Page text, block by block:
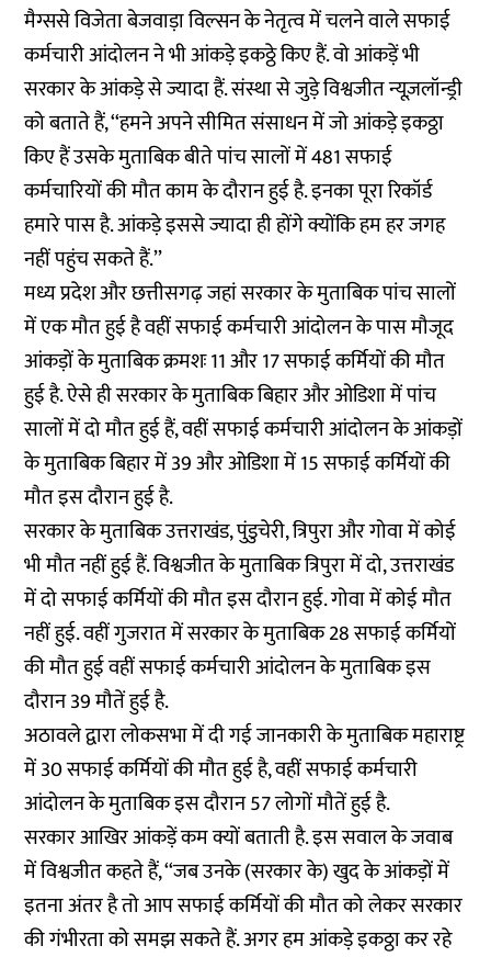
मैग्ससे विजेता बेजवाड़ा विल्सन के नेतृत्व में चलने वाले सफाई
कर्मचारी आंदोलन ने भी आंकड़े इकठ्ठे किए हैं. वो आंकड़ें भी
सरकार के आंकड़े से ज्यादा हैं. संस्था से जुड़े विश्वजीत न्यूज़लॉन्ड्री
को बताते हैं, ‘‘हमने अपने सीमित संसाधन में जो आंकड़े इकठ्ठा
किए हैं उसके मुताबिक बीते पांच सालों में 481 सफाई
कर्मचारियों की मौत काम के दौरान हुई है. इनका पूरा रिकॉर्ड
हमारे पास है. आंकड़े इससे ज्यादा ही होंगे क्योंकि हम हर जगह
नहीं पहुंच सकते हैं.’’
मध्य प्रदेश और छत्तीसगढ़ जहां सरकार के मुताबिक पांच सालों
में एक मौत हुई है वहीं सफाई कर्मचारी आंदोलन के पास मौजूद
आंकड़ों के मुताबिक क्रमशः 11 और 17 सफाई कर्मियों की मौत
हुई है. ऐसे ही सरकार के मुताबिक बिहार और ओडिशा में पांच
सालों में दो मौत हुई हैं, वहीं सफाई कर्मचारी आंदोलन के आंकड़ों
के मुताबिक बिहार में 39 और ओडिशा में 15 सफाई कर्मियों की
मौत इस दौरान हुई है.
सरकार के मुताबिक उत्तराखंड, पुंडुचेरी, त्रिपुरा और गोवा में कोई
भी मौत नहीं हुई हैं. विश्वजीत के मुताबिक त्रिपुरा में दो, उत्तराखंड
में दो सफाई कर्मियों की मौत इस दौरान हुई. गोवा में कोई मौत
नहीं हुई. वहीं गुजरात में सरकार के मुताबिक 28 सफाई कर्मियों
की मौत हुई वहीं सफाई कर्मचारी आंदोलन के मुताबिक इस
दौरान 39 मौतें हुई है.
अठावले द्वारा लोकसभा में दी गई जानकारी के मुताबिक महाराष्ट्र
में 30 सफाई कर्मियों की मौत हुई है, वहीं सफाई कर्मचारी
आंदोलन के मुताबिक इस दौरान 57 लोगों मौतें हुई है.
सरकार आखिर आंकड़ें कम क्यों बताती है. इस सवाल के जवाब
में विश्वजीत कहते हैं, ‘‘जब उनके (सरकार के) खुद के आंकड़ों में
इतना अंतर है तो आप सफाई कर्मियों की मौत को लेकर सरकार
की गंभीरता को समझ सकते हैं. अगर हम आंकड़े इकठ्ठा कर रहे